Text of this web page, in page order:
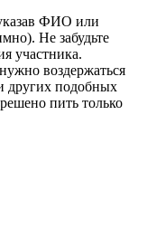
ФИО или
Не забудьте
участника.
воздержаться
других подобных
пить только